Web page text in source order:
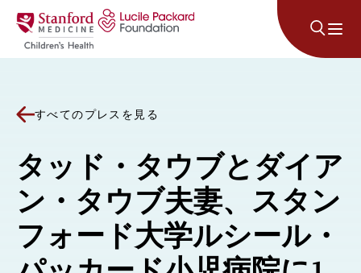
コンテンツにスキップ
すべてのプレスを見る
タッド・タウブとダイア
ン・タウブ夫妻、スタン
フォード大学ルシール・